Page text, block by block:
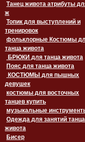
Танец живота атрибуты
ж
Топик для выступлений и
тренировок
фольклорные Костюмы
танца живота
БРЮКИ для танца живота
Пояс для танца живота
девушек
костюмы для восточных
танцев купить
музыкальные
Одежда для занятий
живота
Бисер